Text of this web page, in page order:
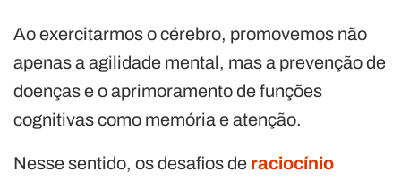
Ao exercitarmos o cérebro, promovemos não
apenas a agilidade mental, mas a prevenção de
doenças e o aprimoramento de funções
cognitivas como memória e atenção.
Nesse sentido, os desafios de raciocínio